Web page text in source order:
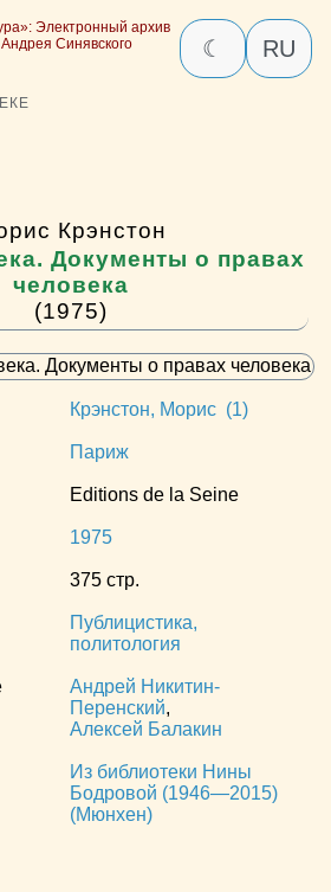
Электронный архив
Синявского
☾ RU
Крэнстон
Документы о правах
человека
(1975)
Крэнстон, Морис (1)
Париж
Editions de la Seine
1975
375 стр.
Публицистика,
политология
Андрей Никитин-
Перенский,
Алексей Балакин
Из библиотеки Нины
Бодровой (1946—2015)
(Мюнхен)